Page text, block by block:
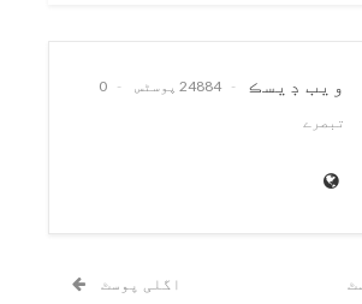
ويب ڊيسڪ 24884 پوسٹس
0
تبصرے
اگلی پوسٹ